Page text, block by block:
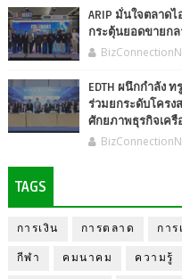
ARIP มั่นใจตลาด
กระตุ้นยอดขายกล
EDTH ผนึกกำลัง
ร่วมยกระดับโครง
ศักยภาพธุรกิจเค
TAGS
การเงิน การตลาด การ
กีฬา คมนาคม ความรู้